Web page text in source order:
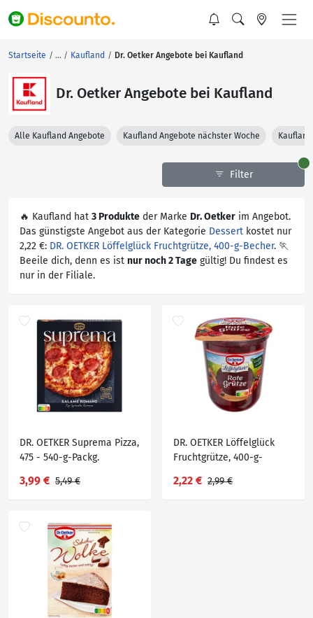
Startseite Kaufland Dr. Oetker Angebote bei Kaufland
Dr. Oetker Angebote bei Kaufland
Alle Kaufland Angebote Kaufland Angebote nächster Woche
Filter
🔥 Kaufland hat 3 Produkte der Marke Dr. Oetker im Angebot.
Das günstigste Angebot aus der Kategorie Dessert kostet nur
2,22 €: DR. OETKER Löffelglück Fruchtgrütze, 400-g-Becher. 🏃
Beeile dich, denn es ist nur noch 2 Tage gültig! Du findest es
nur in der Filiale.
DR. OETKER Suprema Pizza,
475 - 540-g-Packg.
3,99 € 5,49 €
DR. OETKER Löffelglück
Fruchtgrütze, 400-g-
2,22 € 2,99 €